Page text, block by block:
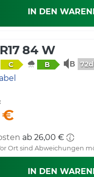
IN DEN
84 W
C B
€
ab 26,00 €
Ort sind Abweichungen
IN DEN